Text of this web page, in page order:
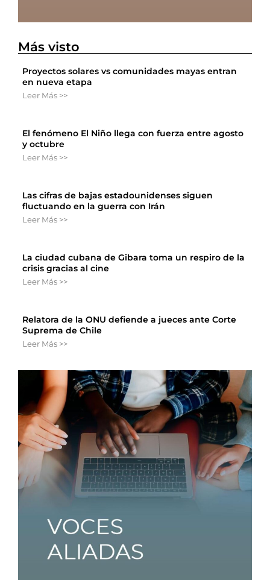
Más visto
Proyectos solares vs comunidades mayas entran
en nueva etapa
Leer Más >>
El fenómeno El Niño llega con fuerza entre agosto
y octubre
Leer Más >>
Las cifras de bajas estadounidenses siguen
fluctuando en la guerra con Irán
Leer Más >>
La ciudad cubana de Gibara toma un respiro de la
crisis gracias al cine
Leer Más >>
Relatora de la ONU defiende a jueces ante Corte
Suprema de Chile
Leer Más >>